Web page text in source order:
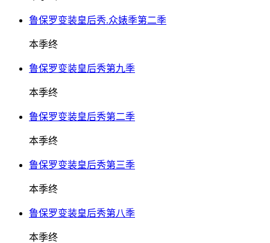
鲁保罗变装皇后秀.众婊季第二季
本季终
鲁保罗变装皇后秀第九季
本季终
鲁保罗变装皇后秀第二季
本季终
鲁保罗变装皇后秀第三季
本季终
鲁保罗变装皇后秀第八季
本季终